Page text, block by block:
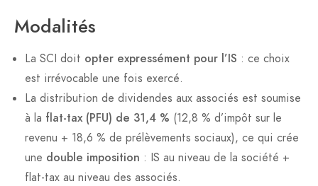
Modalités
La SCI doit opter expressément pour l’IS : ce choix
est irrévocable une fois exercé.
La distribution de dividendes aux associés est soumise
à la flat-tax (PFU) de 31,4 % (12,8 % d’impôt sur le
revenu + 18,6 % de prélèvements sociaux), ce qui crée
une double imposition : IS au niveau de la société +
flat-tax au niveau des associés.